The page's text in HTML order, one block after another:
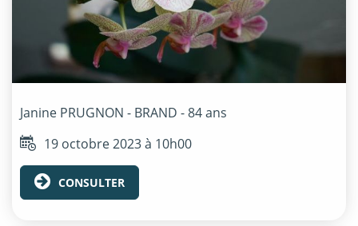
Janine PRUGNON - BRAND - 84 ans
19 octobre 2023 à 10h00
CONSULTER